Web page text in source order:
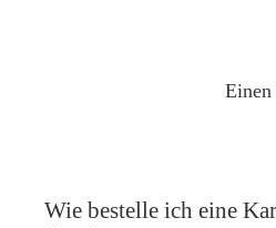
Wie bestelle ich eine